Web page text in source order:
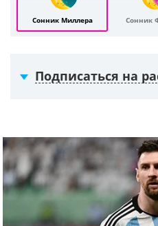
Сонник Миллера Сонник
Подписаться на